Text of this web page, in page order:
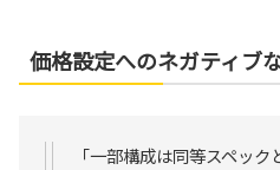
価格設定へのネガティブ
「一部構成は同等スペッ